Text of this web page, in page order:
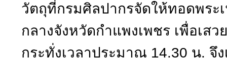
วัตถุที่กรมศิลปากรจัดให้ทอดพระ
กลางจังหวัดกำแพงเพชร เพื่อเส
กระทั่งเวลาประมาณ 14.30 น.